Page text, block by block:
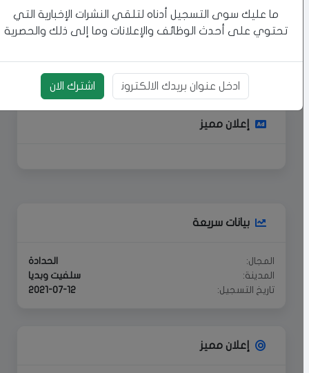
إعلان مميز
اكتشف المزيد من المحترفين في مجال
الحدادة واحصل على الخدمات التي
تحتاجها بأفضل جودة.
بيانات سريعة
المجال:
الحدادة
المدينة:
سلفيت وبديا
تاريخ التسجيل:
2021-07-12
إعلان مميز
ما عليك سوى التسجيل أدناه لتلقي النشرات الإخبارية التي
تحتوي على أحدث الوظائف والإعلانات وما إلى ذلك والحصرية
بريد الالكتروني
اشترك الان